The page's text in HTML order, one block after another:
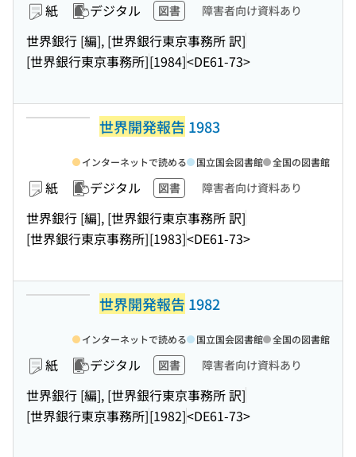
紙 デジタル 図書 障害者向け資料あり
世界銀行 [編], [世界銀行東京事務所 訳]
[世界銀行東京事務所][1984]<DE61-73>
世界開発報告 1983
紙 デジタル 図書 障害者向け資料あり
世界銀行 [編], [世界銀行東京事務所 訳]
[世界銀行東京事務所][1983]<DE61-73>
インターネットで読める 国立国会図書館 全国の図書館
世界開発報告 1982
紙 デジタル 図書 障害者向け資料あり
世界銀行 [編], [世界銀行東京事務所 訳]
[世界銀行東京事務所][1982]<DE61-73>
インターネットで読める 国立国会図書館 全国の図書館